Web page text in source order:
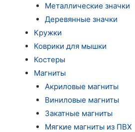
Металлические значки
Деревянные значки
Кружки
Коврики для мышки
Костеры
Магниты
Акриловые магниты
Виниловые магниты
Закатные магниты
Мягкие магниты из ПВХ